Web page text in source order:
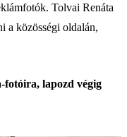
Tolvai Renáta
a közösségi oldalán,
fotóira, lapozd végig